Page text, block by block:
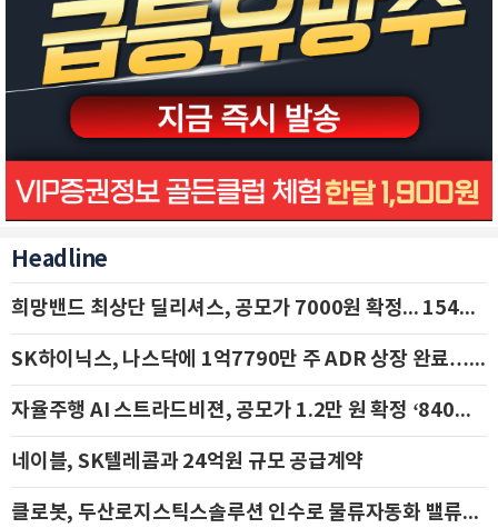
Headline
희망밴드 최상단 딜리셔스, 공모가 7000원 확정... 154억 규모 IPO 돌입
SK하이닉스, 나스닥에 1억7790만 주 ADR 상장 완료…29일 국내 추가 상장
자율주행 AI 스트라드비젼, 공모가 1.2만 원 확정 ‘840억 수혈’
네이블, SK텔레콤과 24억원 규모 공급계약
클로봇, 두산로지스틱스솔루션 인수로 물류자동화 밸류체인 확장 추진 - IBK투자증권